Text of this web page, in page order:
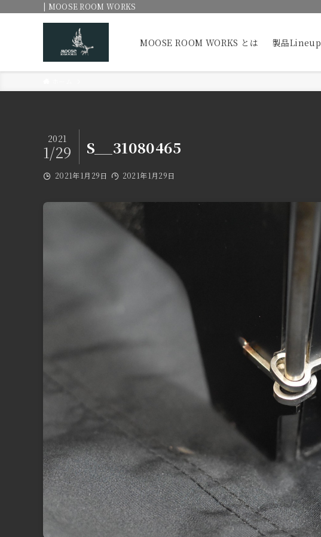
| MOOSE ROOM WORKS
MOOSE ROOM WORKS とは 製品Lineup
S__31080465
2021
1/29
2021年1月29日 2021年1月29日